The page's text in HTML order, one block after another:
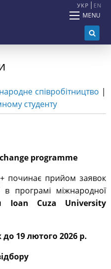
УКР EN
MENU
співробітництво |
студенту
programme
починає прийом заявок
програмі міжнародної
Ioan Cuza University
19 лютого 2026 р.